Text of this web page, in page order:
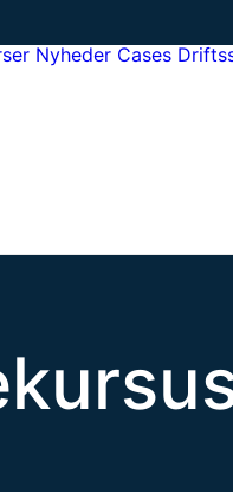
Nyheder Cases